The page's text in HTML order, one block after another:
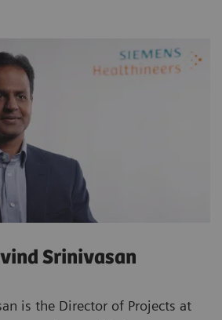
Srinivasan
is the Director of Projects at